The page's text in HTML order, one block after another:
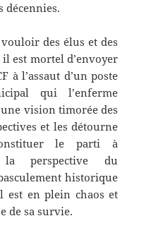
décennies.
des élus et des
est mortel d’envoyer
à l’assaut d’un poste
qui l’enferme
vision timorée des
et les détourne
le parti à
la perspective du
historique
est en plein chaos et
de sa survie.